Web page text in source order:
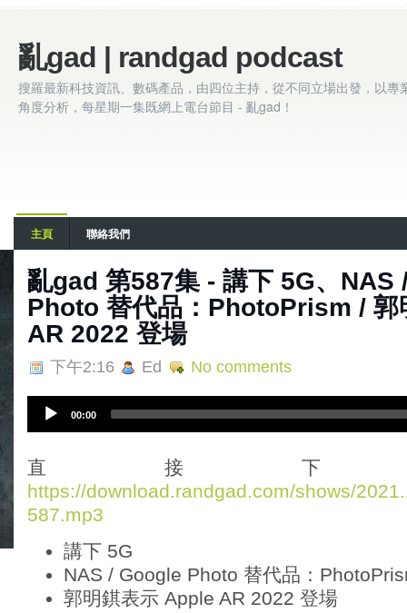
亂gad | randgad podcast
搜羅最新科技資訊、數碼產品，由四位主持，從不同立場出發，以專
角度分析，每星期一集既網上電台節目 - 亂gad！
主頁 聯絡我們
亂‌‌‌gad‌‌‌ ‌‌‌‌‌第‌‌‌587集 - 講下 5G、NAS
Photo 替代品：PhotoPrism / 郭
AR 2022 登場
下午2:16 Ed No comments
i
o
P
l
00:00
直接
https://download.randgad.com/shows/
587.mp3
講下 5G
NAS / Google Photo 替代品：
郭明錤表示 Apple AR 2022 登場